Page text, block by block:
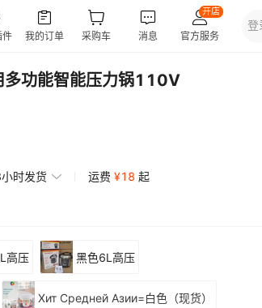
多功能智能压力锅110V
时发货 运费 ¥18 起
高压 黑色6L高压
Хит Средней Азии=白色（现货）